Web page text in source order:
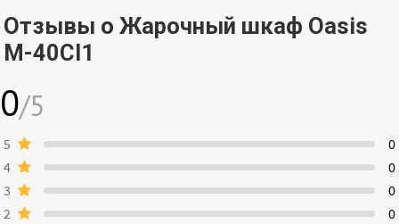
Отзывы о Жарочный шкаф Oasis
M-40CI1
0/5
5
0
4
0
3
0
2
0